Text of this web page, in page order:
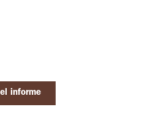
informe